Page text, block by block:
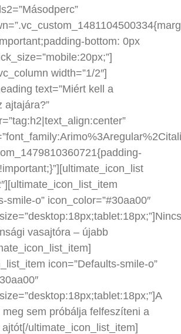
bottom: 0px
width=”1/2″]
text=”Miért kell a
ajtajára?”
smile-o” icon_color=”#30aa00″
vasajtóra – újabb
icon=”Defaults-smile-o”
sem próbálja felfeszíteni a
ultimate_icon_list_item]